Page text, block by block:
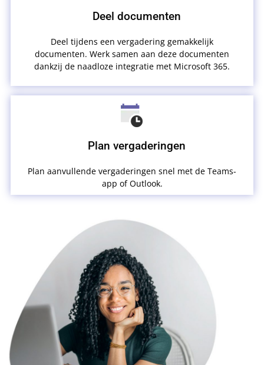
Deel documenten
Deel tijdens een vergadering gemakkelijk
documenten. Werk samen aan deze documenten
dankzij de naadloze integratie met Microsoft 365.
Plan vergaderingen
Plan aanvullende vergaderingen snel met de Teams-
app of Outlook.